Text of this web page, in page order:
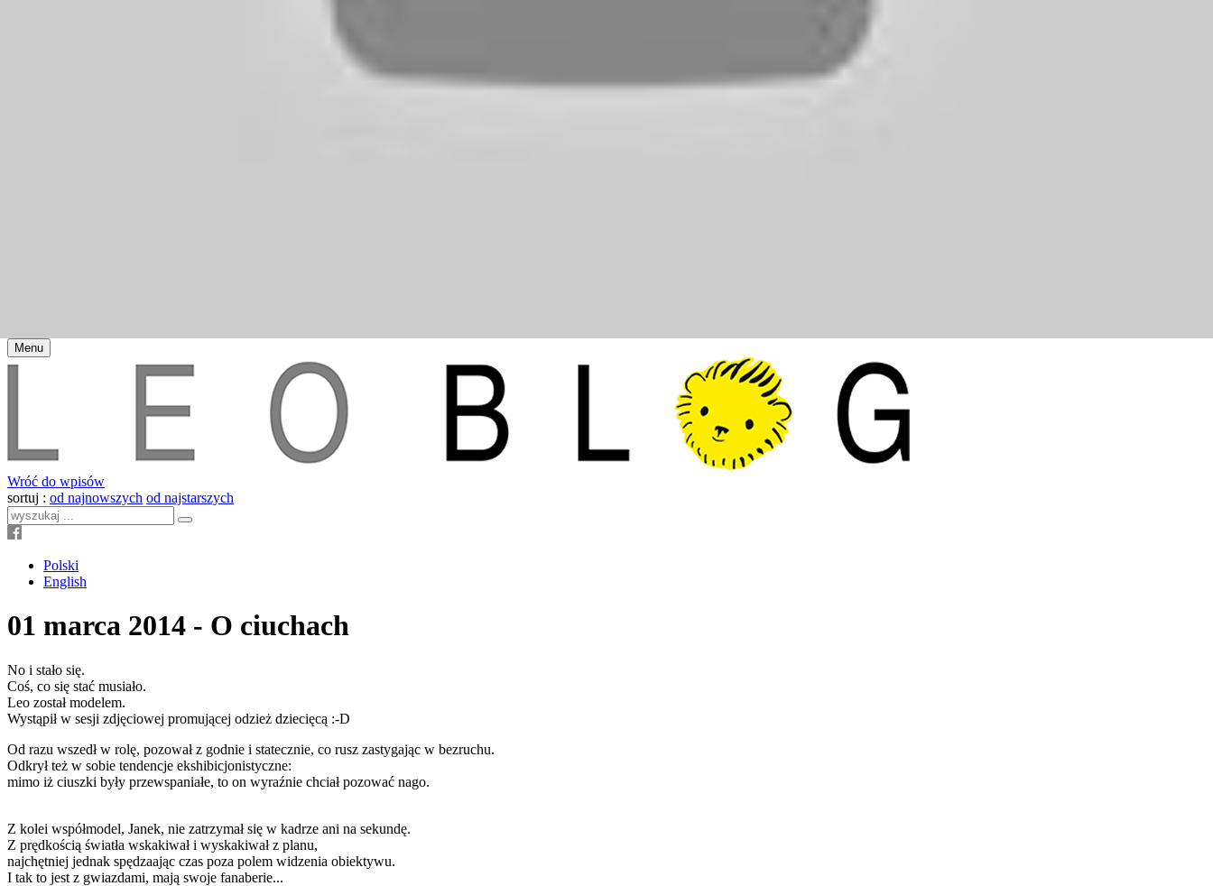
Menu
Wróć do wpisów
sortuj : od najnowszych od najstarszych
Polski
English
01 marca 2014 - O ciuchach
No i stało się.
Coś, co się stać musiało.
Leo został modelem.
Wystąpił w sesji zdjęciowej promującej odzież dziecięcą :-D
Od razu wszedł w rolę, pozował z godnie i statecznie, co rusz zastygając w bezruchu.
Odkrył też w sobie tendencje ekshibicjonistyczne:
mimo iż ciuszki były przewspaniałe, to on wyraźnie chciał pozować nago.
Z kolei współmodel, Janek, nie zatrzymał się w kadrze ani na sekundę.
Z prędkością światła wskakiwał i wyskakiwał z planu,
najchętniej jednak spędzaając czas poza polem widzenia obiektywu.
I tak to jest z gwiazdami, mają swoje fanaberie...